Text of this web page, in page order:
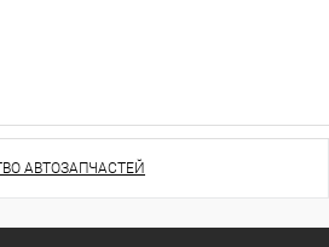
АВТОЗАПЧАСТЕЙ